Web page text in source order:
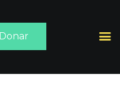
Donar